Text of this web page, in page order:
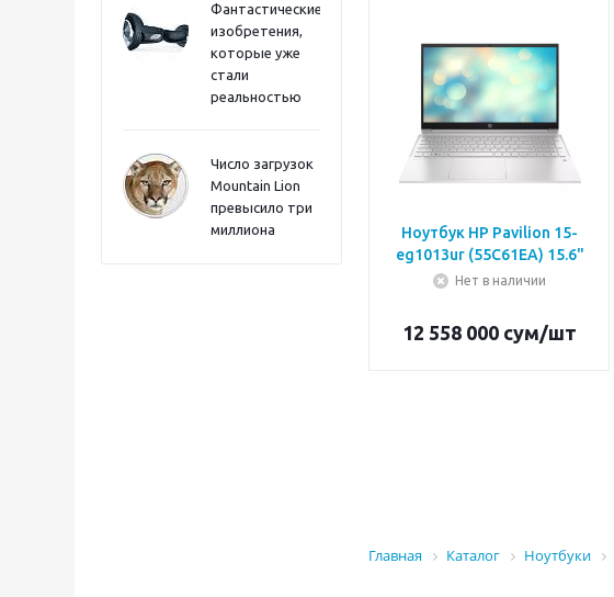
Фантастические
изобретения,
которые уже
стали
реальностью
Число загрузок
Mountain Lion
превысило три
миллиона
Ноутбук HP Pavilion 15-
eg1013ur (55C61EA) 15.6"
Нет в наличии
12 558 000 сум/шт
Главная Каталог Ноутбуки